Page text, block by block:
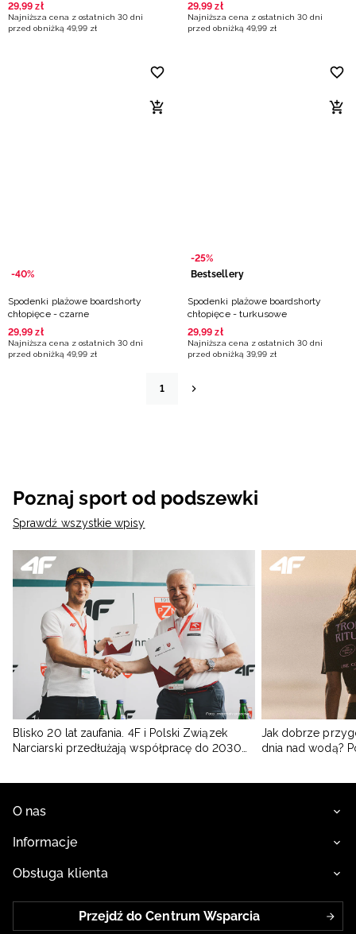
29,99 zł
Najniższa cena z ostatnich 30 dni
przed obniżką 49,99 zł
29,99 zł
Najniższa cena z ostatnich 30 dni
przed obniżką 49,99 zł
-40%
Spodenki plażowe boardshorty
chłopięce - czarne
29,99 zł
Najniższa cena z ostatnich 30 dni
przed obniżką 49,99 zł
-25%
Bestsellery
Spodenki plażowe boardshorty
chłopięce - turkusowe
29,99 zł
Najniższa cena z ostatnich 30 dni
przed obniżką 39,99 zł
1
Poznaj sport od podszewki
Sprawdź wszystkie wpisy
Blisko 20 lat zaufania. 4F i Polski Związek
Narciarski przedłużają współpracę do 2030
Jak dobrze
dnia nad wodą?
O nas
Informacje
Obsługa klienta
Przejdź do Centrum Wsparcia